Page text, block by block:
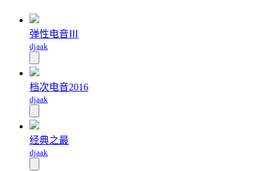
弹性电音Ⅲ
djaak
档次电音2016
djaak
经典之最
djaak